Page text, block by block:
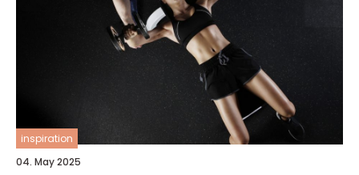
inspiration
04. May 2025